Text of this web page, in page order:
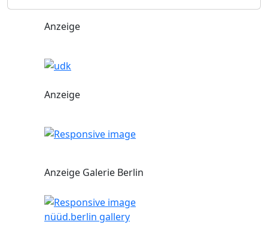
Anzeige
Anzeige
Anzeige Galerie Berlin
nüüd.berlin gallery